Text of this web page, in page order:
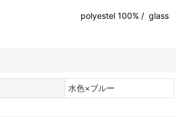
polyestel 100% / glass
水色×ブルー